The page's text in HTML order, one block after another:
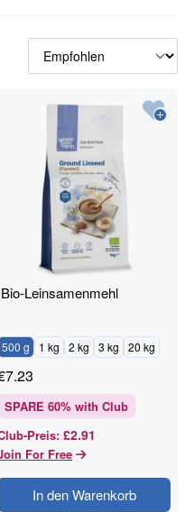
Bio-Leinsamenmehl
500 g 1 kg 2 kg 3 kg 20 kg
7.23
SPARE 60% with Club
Preis: £2.91
For Free
In den Warenkorb